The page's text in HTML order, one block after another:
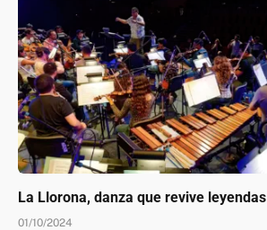
La Llorona, danza que revive leyendas
01/10/2024